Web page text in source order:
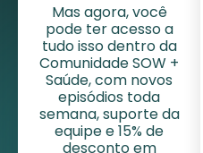
Mas agora, você
pode ter acesso a
tudo isso dentro da
Comunidade SOW +
Saúde, com novos
episódios toda
semana, suporte da
equipe e 15% de
desconto em